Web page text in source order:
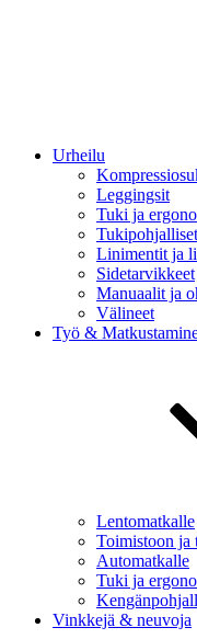
Urheilu
Leggingsit
Tuki ja
Tukipohjalliset
Linimentit ja
Sidetarvikkeet
Manuaalit ja
Välineet
Työ &
Lentomatkalle
Toimistoon ja
Automatkalle
Tuki ja
Vinkkejä & neuvoja